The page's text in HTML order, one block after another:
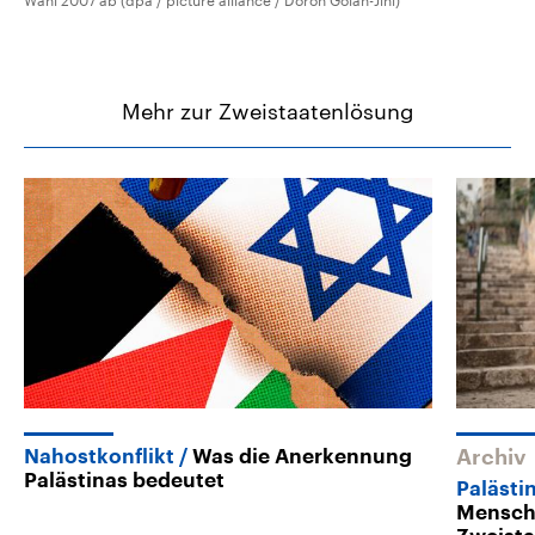
Mehr zur Zweistaatenlösung
Nahostkonflikt
Was die Anerkennung
Palästinas bedeutet
Archiv